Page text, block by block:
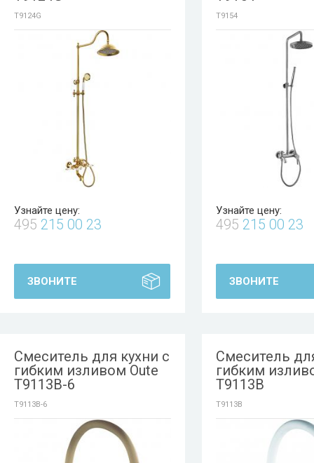
T9124G
Узнайте цену:
495 215 00 23
ЗВОНИТЕ
T9154
Узнайте цену:
495 215 00 23
ЗВОНИТЕ
Смеситель для кухни с
гибким изливом Oute
T9113B-6
T9113B-6
Смеситель
гибким
T9113B
T9113B